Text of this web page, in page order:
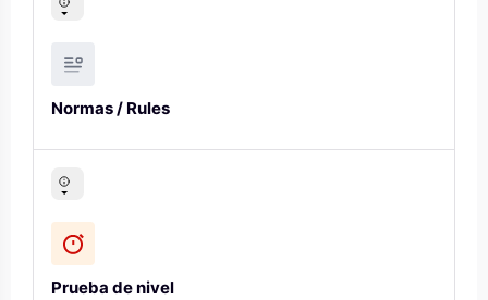
Normas / Rules
Prueba de nivel